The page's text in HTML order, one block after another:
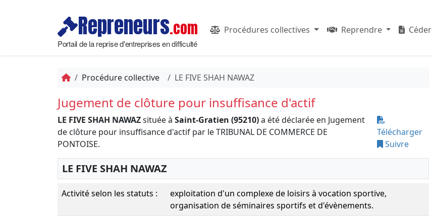
Repreneurs.com
Portail de la reprise d'entreprises en difficulté
Procédures collectives Reprendre Céder
Procédure collective LE FIVE SHAH NAWAZ
Jugement de clôture pour insuffisance d'actif
LE FIVE SHAH NAWAZsituée à Saint-Gratien (95210)a été déclarée en Jugement
de clôture pour insuffisance d'actif par le TRIBUNAL DE COMMERCE DE
PONTOISE.
Télécharger
Suivre
LE FIVE SHAH NAWAZ
Activité selon les statuts :
exploitation d'un complexe de loisirs à vocation sportive,
organisation de séminaires sportifs et d'évènements.